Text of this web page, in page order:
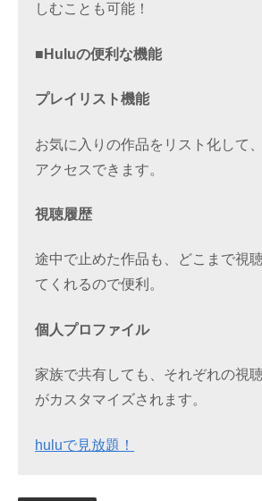
しむことも可能！
■Huluの便利な機能
プレイリスト機能
お気に入りの作品をリスト化して
アクセスできます。
視聴履歴
途中で止めた作品も、どこまで視
てくれるので便利。
個人プロファイル
家族で共有しても、それぞれの視
がカスタマイズされます。
huluで見放題！